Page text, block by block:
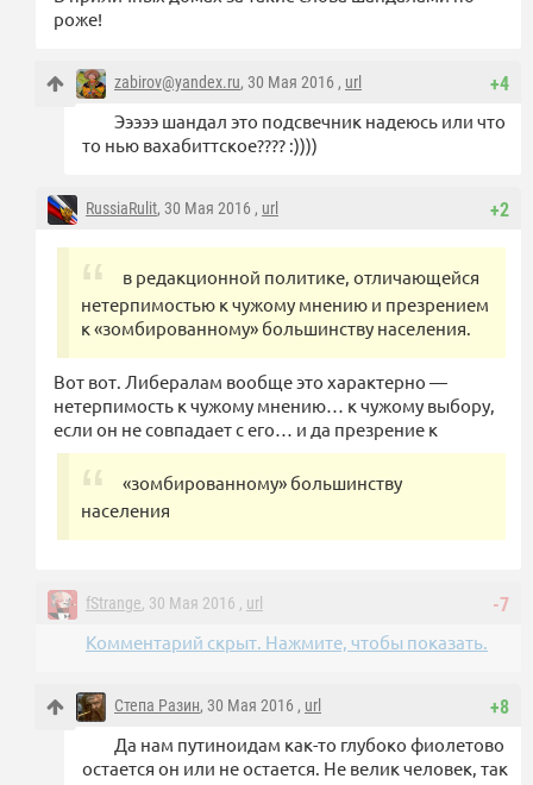
роже!
+4
zabirov@yandex.ru, 30 Мая 2016 , url
Эээээ шандал это подсвечник надеюсь или что
то нью вахабиттское???? :))))
+2
RussiaRulit, 30 Мая 2016 , url
в редакционной политике, отличающейся
нетерпимостью к чужому мнению и презрением
к «зомбированному» большинству населения.
Вот вот. Либералам вообще это характерно —
нетерпимость к чужому мнению… к чужому выбору,
если он не совпадает с его… и да презрение к
«зомбированному» большинству
населения
-7
fStrange, 30 Мая 2016 , url
Комментарий скрыт. Нажмите, чтобы показать.
+8
Степа Разин, 30 Мая 2016 , url
Да нам путиноидам как-то глубоко фиолетово
остается он или не остается. Не велик человек, так